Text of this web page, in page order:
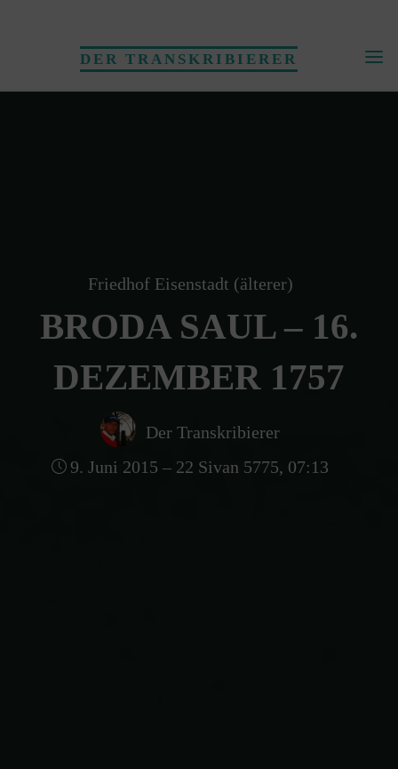
DER TRANSKRIBIERER
Friedhof Eisenstadt (älterer)
BRODA SAUL – 16.
DEZEMBER 1757
Der Transkribierer
9. Juni 2015 – 22 Sivan 5775, 07:13